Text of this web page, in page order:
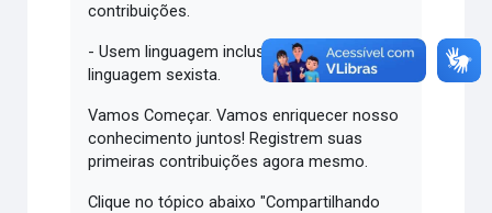
contribuições.
- Usem linguagem inclusiva e evitem
linguagem sexista.
Vamos Começar. Vamos enriquecer nosso
conhecimento juntos! Registrem suas
primeiras contribuições agora mesmo.
Clique no tópico abaixo "Compartilhando